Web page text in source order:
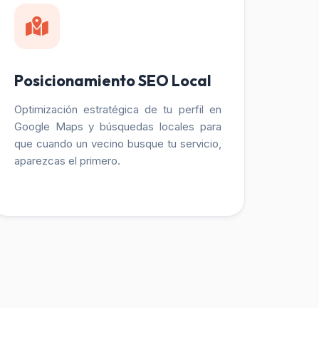
Posicionamiento SEO Local
Optimización estratégica de tu perfil en
Google Maps y búsquedas locales para
que cuando un vecino busque tu servicio,
aparezcas el primero.